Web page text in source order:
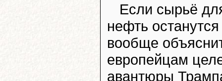
Если сырьё
нефть
вообще
европейцам
авантюры